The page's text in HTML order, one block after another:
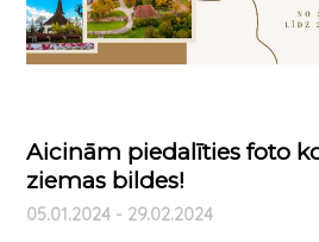
Aicinām piedalīties foto
ziemas bildes!
05.01.2024 - 29.02.2024